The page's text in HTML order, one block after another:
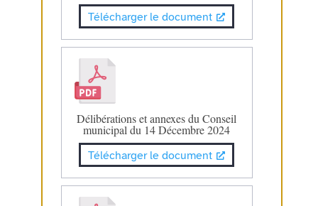
Télécharger le document
Délibérations et annexes du Conseil
municipal du 14 Décembre 2024
Télécharger le document